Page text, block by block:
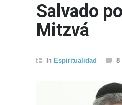
Salvado
Mitzvá
In Espiritualidad 8